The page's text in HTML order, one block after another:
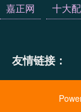
嘉正网 十大
友情链接：